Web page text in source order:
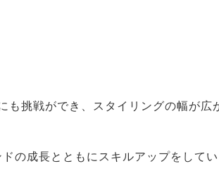
挑戦ができ、スタイリングの幅が広
の成長とともにスキルアップをしてい